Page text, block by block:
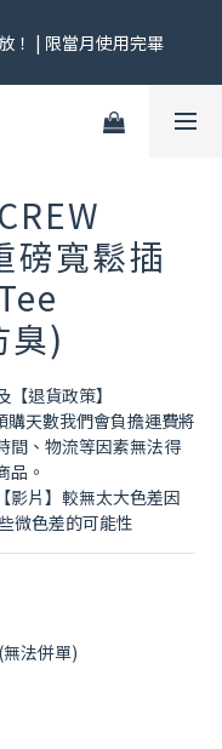
去領！
！ | 限當月使用完畢
／$999 各一張｜官網
磅寬鬆插
)
退貨政策】
天數我們會負擔運費將
間、物流等因素無法得
品。
影片】較無太大色差因
微色差的可能性
法併單)